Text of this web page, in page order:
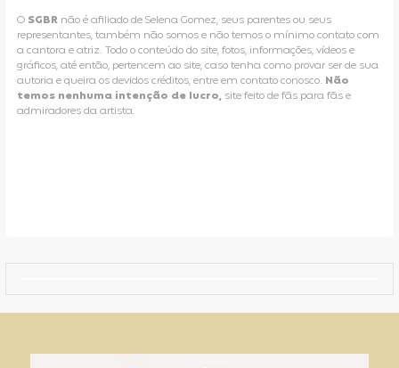
O SGBR não é afiliado de Selena Gomez, seus parentes ou seus
representantes, também não somos e não temos o mínimo contato com
a cantora e atriz. Todo o conteúdo do site, fotos, informações, vídeos e
gráficos, até então, pertencem ao site, caso tenha como provar ser de sua
autoria e queira os devidos créditos, entre em contato conosco. Não
temos nenhuma intenção de lucro, site feito de fãs para fãs e
admiradores da artista.